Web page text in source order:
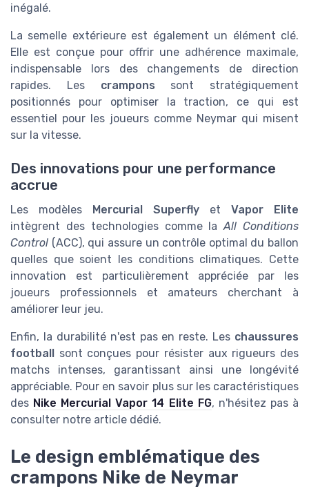
inégalé.
La semelle extérieure est également un élément clé.
Elle est conçue pour offrir une adhérence maximale,
indispensable lors des changements de direction
rapides. Les crampons sont stratégiquement
positionnés pour optimiser la traction, ce qui est
essentiel pour les joueurs comme Neymar qui misent
sur la vitesse.
Des innovations pour une performance
accrue
Les modèles Mercurial Superfly et Vapor Elite
intègrent des technologies comme laAll Conditions
Control (ACC), qui assure un contrôle optimal du ballon
quelles que soient les conditions climatiques. Cette
innovation est particulièrement appréciée par les
joueurs professionnels et amateurs cherchant à
améliorer leur jeu.
Enfin, la durabilité n'est pas en reste. Les chaussures
football sont conçues pour résister aux rigueurs des
matchs intenses, garantissant ainsi une longévité
appréciable. Pour en savoir plus sur les caractéristiques
des Nike Mercurial Vapor 14 Elite FG, n'hésitez pas à
consulter notre article dédié.
Le design emblématique des
crampons Nike de Neymar